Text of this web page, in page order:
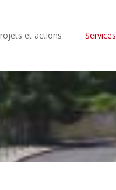
et actions Services